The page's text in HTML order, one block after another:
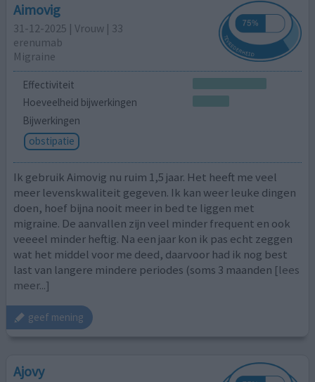
Aimovig
31-12-2025 | Vrouw | 33
erenumab
Migraine
Effectiviteit
Hoeveelheid bijwerkingen
Bijwerkingen
obstipatie
Ik gebruik Aimovig nu ruim 1,5 jaar. Het heeft me veel
meer levenskwaliteit gegeven. Ik kan weer leuke dingen
doen, hoef bijna nooit meer in bed te liggen met
migraine. De aanvallen zijn veel minder frequent en ook
veeeel minder heftig. Na een jaar kon ik pas echt zeggen
wat het middel voor me deed, daarvoor had ik nog best
last van langere mindere periodes (soms 3 maanden [lees
meer...]
geef mening
Ajovy